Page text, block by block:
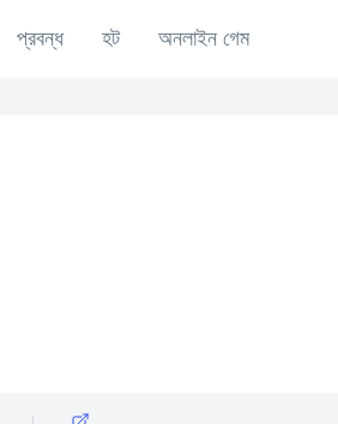
প্রবন্ধ হট অনলাইন গেম